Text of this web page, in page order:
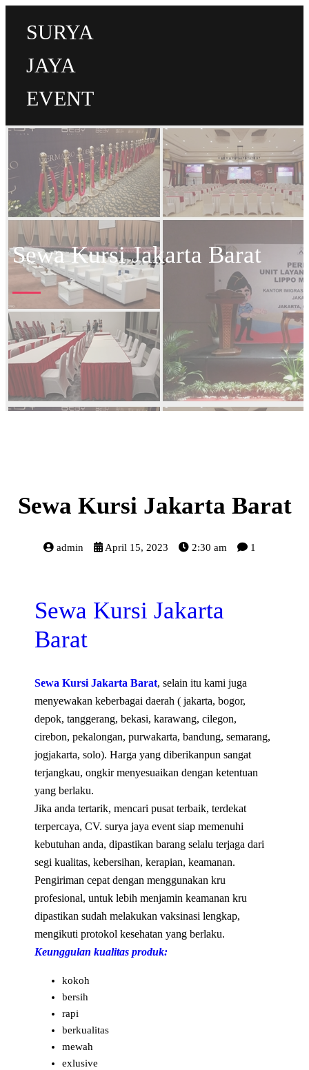
SURYA
JAYA
EVENT
Sewa Kursi Jakarta Barat
Sewa Kursi Jakarta Barat
admin April 15, 2023 2:30 am 1
Sewa Kursi Jakarta
Barat
Sewa Kursi Jakarta Barat, selain itu kami juga
menyewakan keberbagai daerah ( jakarta, bogor,
depok, tanggerang, bekasi, karawang, cilegon,
cirebon, pekalongan, purwakarta, bandung, semarang,
jogjakarta, solo). Harga yang diberikanpun sangat
terjangkau, ongkir menyesuaikan dengan ketentuan
yang berlaku.
Jika anda tertarik, mencari pusat terbaik, terdekat
terpercaya, CV. surya jaya event siap memenuhi
kebutuhan anda, dipastikan barang selalu terjaga dari
segi kualitas, kebersihan, kerapian, keamanan.
Pengiriman cepat dengan menggunakan kru
profesional, untuk lebih menjamin keamanan kru
dipastikan sudah melakukan vaksinasi lengkap,
mengikuti protokol kesehatan yang berlaku.
Keunggulan kualitas produk:
kokoh
bersih
rapi
berkualitas
mewah
exlusive